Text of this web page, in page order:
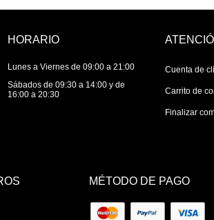
HORARIO
Lunes a Viernes de 09:00 a 21:00
Sábados de 09:30 a 14:00 y de
16:00 a 20:30
Cuenta de
Carrito de
Finalizar
MÉTODO DE PAGO